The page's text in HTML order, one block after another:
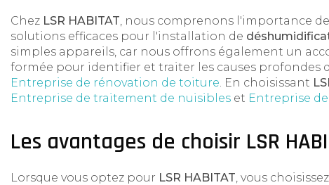
Chez LSR HABITAT , nous comprenons l'importance
solutions efficaces pour l'installation de
simples appareils, car nous offrons également un
formée pour identifier et traiter les causes profondes
Entreprise de rénovation de toiture . En choisissant
Entreprise de traitement de nuisibles et Entreprise
Les avantages de choisir LSR
Lorsque vous optez pour LSR HABITAT , vous